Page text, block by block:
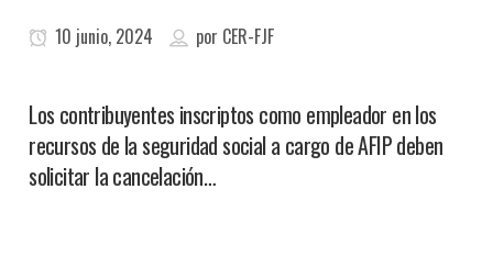
10 junio, 2024 por CER-FJF
Los contribuyentes inscriptos como empleador en los
recursos de la seguridad social a cargo de AFIP deben
solicitar la cancelación…